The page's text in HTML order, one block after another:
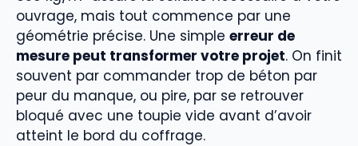
ouvrage, mais tout commence par une
géométrie précise. Une simple erreur de
mesure peut transformer votre projet. On finit
souvent par commander trop de béton par
peur du manque, ou pire, par se retrouver
bloqué avec une toupie vide avant d’avoir
atteint le bord du coffrage.